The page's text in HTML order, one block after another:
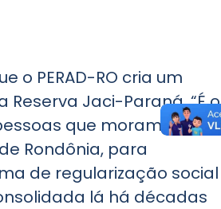
o PERAD-RO cria um
Jaci-Paraná. “É o
que moram, que
Rondônia, para
de regularização social
lá há décadas